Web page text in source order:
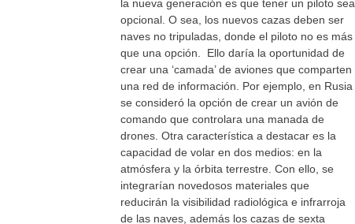
la nueva generación es que tener un piloto sea
opcional. O sea, los nuevos cazas deben ser
naves no tripuladas, donde el piloto no es más
que una opción. Ello daría la oportunidad de
crear una ‘camada’ de aviones que comparten
una red de información. Por ejemplo, en Rusia
se consideró la opción de crear un avión de
comando que controlara una manada de
drones. Otra característica a destacar es la
capacidad de volar en dos medios: en la
atmósfera y la órbita terrestre. Con ello, se
integrarían novedosos materiales que
reducirán la visibilidad radiológica e infrarroja
de las naves, además los cazas de sexta